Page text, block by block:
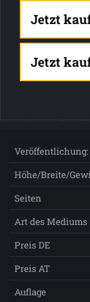
Jetzt
Jetzt
Veröffentlichung:
Höhe/Breite/
Seiten
Art des Mediums
Preis DE
Preis AT
Auflage